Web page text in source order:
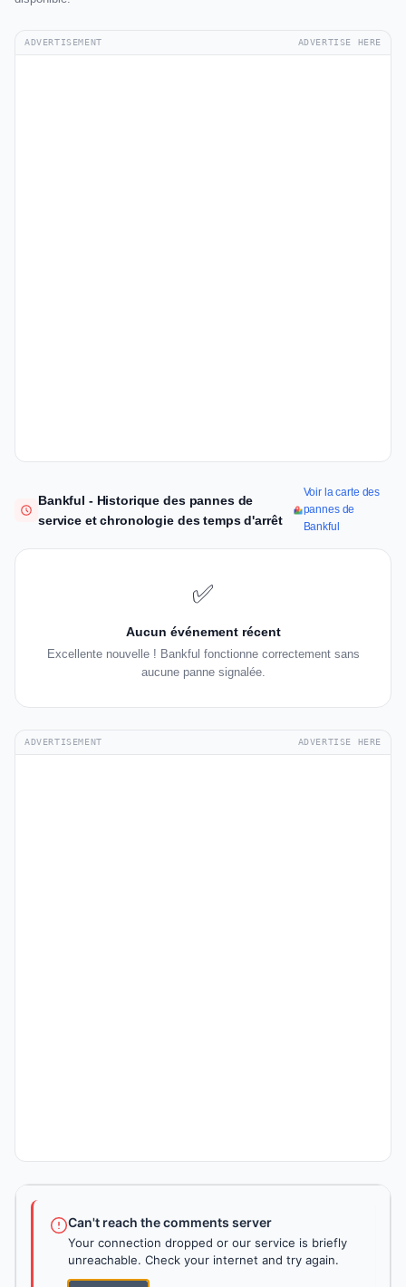
ADVERTISEMENT ADVERTISE HERE
Bankful - Historique des pannes de
service et chronologie des temps d'arrêt
Voir la carte des
pannes de
Bankful
✅
Aucun événement récent
Excellente nouvelle ! Bankful fonctionne correctement sans
aucune panne signalée.
ADVERTISEMENT ADVERTISE HERE
Can't reach the comments server
Your connection dropped or our service is briefly
unreachable. Check your internet and try again.